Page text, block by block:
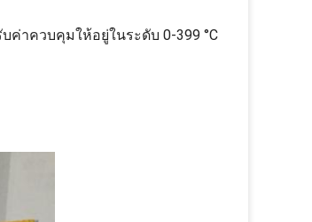
ค่าควบคุมให้อยู่ในระดับ 0-399 °C